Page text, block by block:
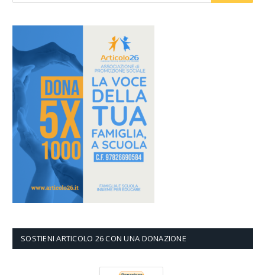
SOSTIENI ARTICOLO 26 CON UNA DONAZIONE